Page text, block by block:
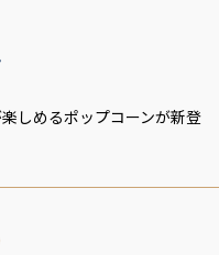
しめるポップコーンが新登